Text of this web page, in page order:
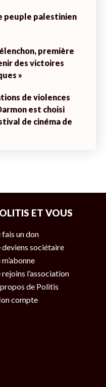
peuple palestinien
première
des victoires
»
de violences
est choisi
de cinéma de
ET VOUS
fais un don
deviens sociétaire
m’abonne
rejoins l’association
de Politis
compte